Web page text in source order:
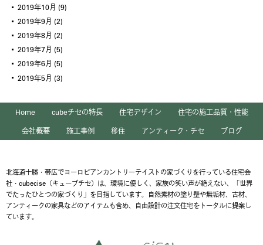
2019年10月 (9)
2019年9月 (2)
2019年8月 (2)
2019年7月 (5)
2019年6月 (5)
2019年5月 (3)
Home cubeチセの特長 住宅デザイン
住宅の施工品質・性能
会社概要
施工事例 移住 アンティーク・チセ ブログ
北海道十勝・帯広でヨーロピアンカントリーテイストの家づくりを行っている住宅会
社・cubecise（キューブチセ）は、環境に優しく、家族の笑い声が絶えない、「世界
でたったひとつの家づくり」を目指しています。自然素材の塗り壁や無垢材、古材、
アンティークの家具などのアイテムも含め、自由設計の注文住宅をトータルに提案し
ています。